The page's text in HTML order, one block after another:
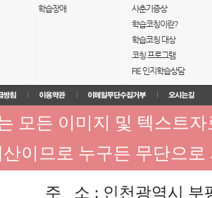
학습장애
사춘기증상
학습코칭이란?
학습코칭 대상
코칭 프로그램
FIE 인지학습상담
모든 이미지 및 텍스트
이므로 누구든 무단으
주 소 : 인천광역시 부